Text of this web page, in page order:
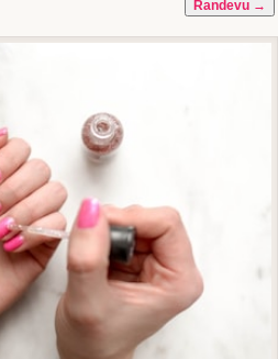
Randevu →